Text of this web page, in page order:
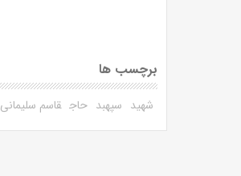
برچسب ها
شهید سپهبد حاج قاسم سلیمانی